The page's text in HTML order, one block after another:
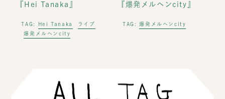
『Hei Tanaka』
TAG: Hei Tanaka
ライブ
爆発メルヘンcity
『爆発メルヘンcity』
TAG: 爆発メルヘンcity